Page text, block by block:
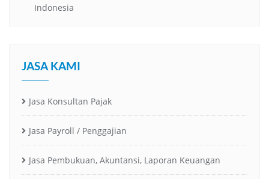
Indonesia
JASA KAMI
Jasa Konsultan Pajak
Jasa Payroll / Penggajian
Jasa Pembukuan, Akuntansi, Laporan Keuangan